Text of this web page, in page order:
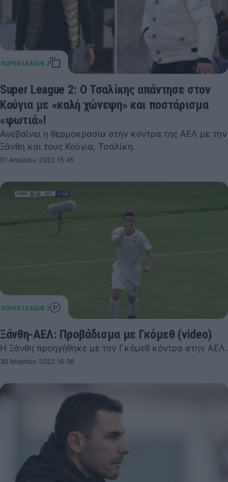
Super League 2: Ο Τσαλίκης απάντησε στον
Κούγια με «καλή χώνεψη» και ποστάρισμα
«φωτιά»!
Ανεβαίνει η θερμοκρασία στην κόντρα της ΑΕΛ με την
Ξάνθη και τους Κούγια, Τσαλίκη.
01 Απριλίου 2022 15:45
Ξάνθη-ΑΕΛ: Προβάδισμα με Γκόμεθ (video)
Η Ξάνθη προηγήθηκε με τον Γκόμεθ κόντρα στην ΑΕΛ.
30 Μαρτίου 2022 16:36